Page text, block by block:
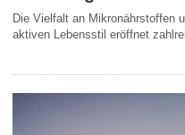
Die Vielfalt an Mikronährstoffen
aktiven Lebensstil eröffnet